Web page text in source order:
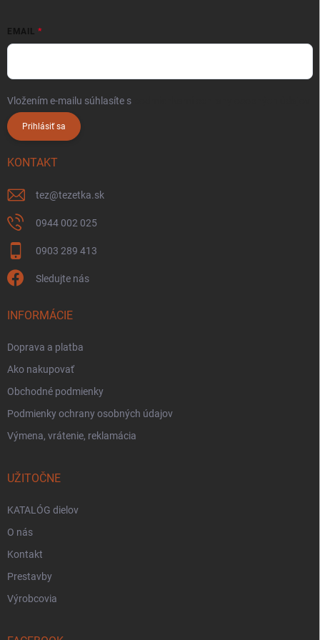
EMAIL
Vložením e-mailu súhlasíte s
Prihlásiť sa
KONTAKT
tez@tezetka.sk
0944 002 025
0903 289 413
Sledujte nás
INFORMÁCIE
Doprava a platba
Ako nakupovať
Obchodné podmienky
Podmienky ochrany osobných údajov
Výmena, vrátenie, reklamácia
UŽITOČNE
KATALÓG dielov
O nás
Kontakt
Prestavby
Výrobcovia